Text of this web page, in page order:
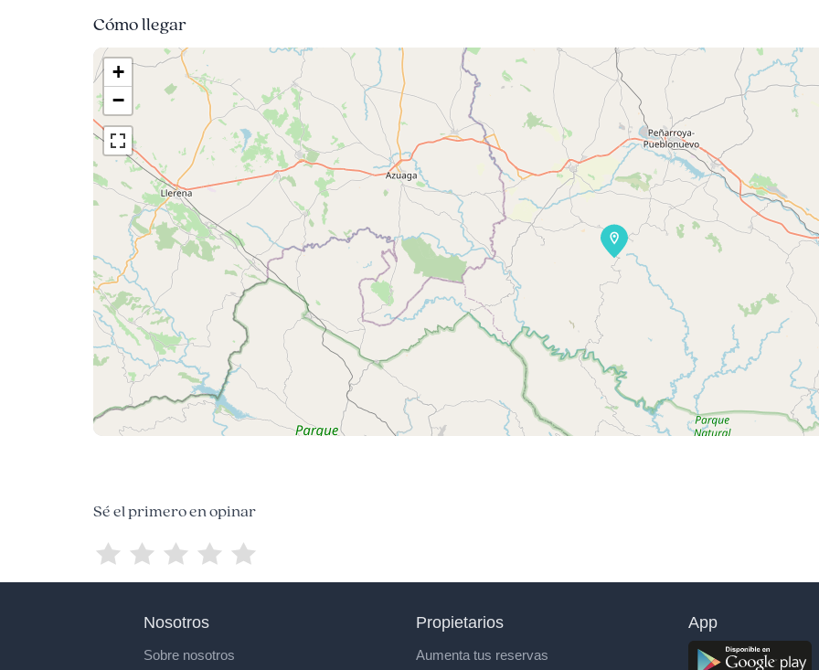
Cómo llegar
+
−
Sé el primero en opinar
Nosotros
Sobre nosotros
Propietarios
Aumenta tus reservas
App